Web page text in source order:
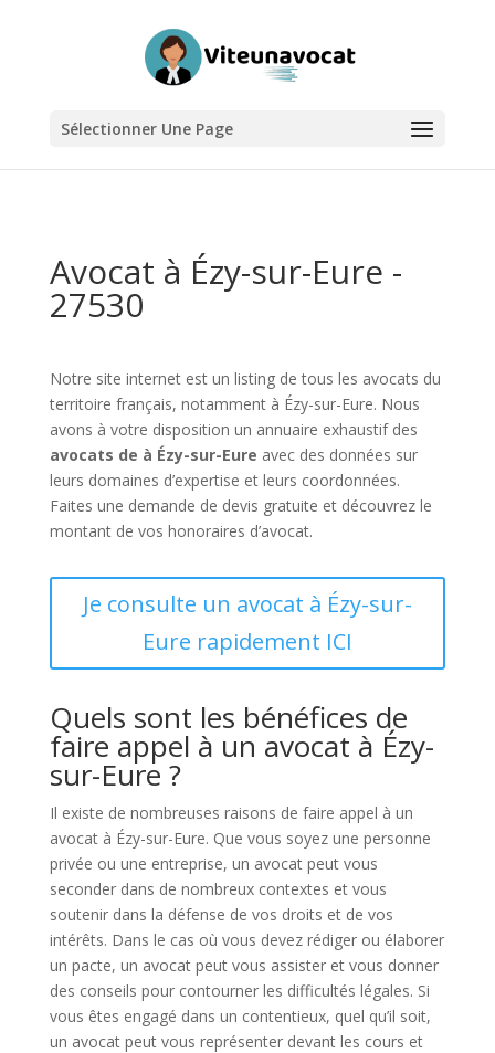
Sélectionner Une Page
Avocat à Ézy-sur-Eure -
27530
Notre site internet est un listing de tous les avocats du
territoire français, notamment à Ézy-sur-Eure. Nous
avons à votre disposition un annuaire exhaustif des
avocats de à Ézy-sur-Eure avec des données sur
leurs domaines d’expertise et leurs coordonnées.
Faites une demande de devis gratuite et découvrez le
montant de vos honoraires d’avocat.
Je consulte un avocat à Ézy-sur-
Eure rapidement ICI
Quels sont les bénéfices de
faire appel à un avocat à Ézy-
sur-Eure ?
Il existe de nombreuses raisons de faire appel à un
avocat à Ézy-sur-Eure. Que vous soyez une personne
privée ou une entreprise, un avocat peut vous
seconder dans de nombreux contextes et vous
soutenir dans la défense de vos droits et de vos
intérêts. Dans le cas où vous devez rédiger ou élaborer
un pacte, un avocat peut vous assister et vous donner
des conseils pour contourner les difficultés légales. Si
vous êtes engagé dans un contentieux, quel qu’il soit,
un avocat peut vous représenter devant les cours et